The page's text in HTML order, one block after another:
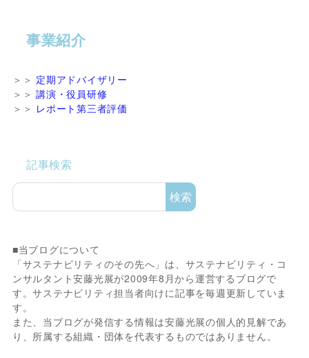
事業紹介
＞＞ 定期アドバイザリー
＞＞講演・役員研修
＞＞ レポート第三者評価
記事検索
検索
■当ブログについて
「サステナビリティのその先へ」は、サステナビリティ・コ
ンサルタント安藤光展が2009年8月から運営するブログで
す。サステナビリティ担当者向けに記事を毎週更新していま
す。
また、当ブログが発信する情報は安藤光展の個人的見解であ
り、所属する組織・団体を代表するものではありません。